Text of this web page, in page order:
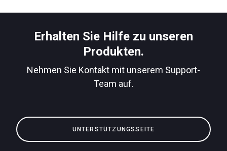
Erhalten Sie Hilfe zu unseren
Produkten.
Nehmen Sie Kontakt mit unserem Support-
Team auf.
UNTERSTÜTZUNGSSEITE
Produkte
Nachrichten
Kontaktieren Sie uns